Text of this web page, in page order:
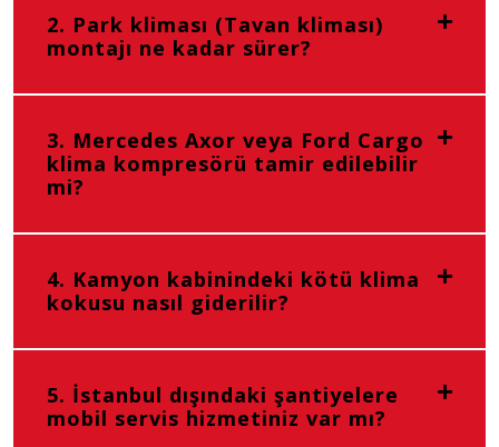
2. Park kliması (Tavan kliması)
montajı ne kadar sürer?
3. Mercedes Axor veya Ford Cargo
klima kompresörü tamir edilebilir
mi?
4. Kamyon kabinindeki kötü klima
kokusu nasıl giderilir?
5. İstanbul dışındaki şantiyelere
mobil servis hizmetiniz var mı?